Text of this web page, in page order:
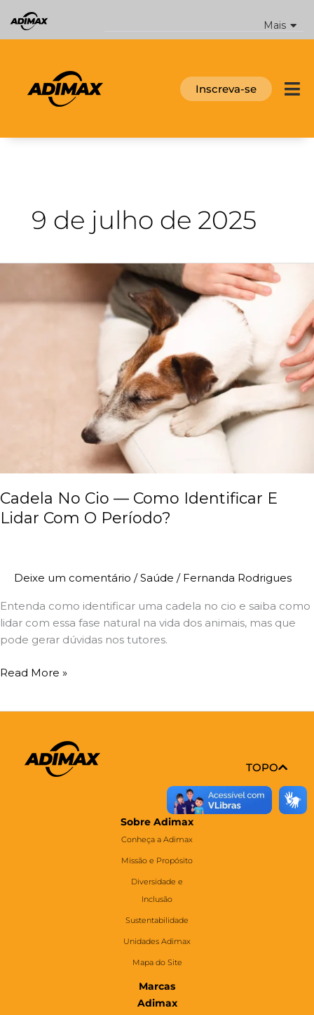
para
o
Mais
Inscreva-se
9 de julho de 2025
Cadela No Cio — Como Identificar E
Lidar Com O Período?
Deixe um comentário /Saúde / Fernanda Rodrigues
Entenda como identificar uma cadela no cio e saiba como
lidar com essa fase natural na vida dos animais, mas que
pode gerar dúvidas nos tutores.
Cio
Read More »
TOPO
Sobre Adimax
Conheça a Adimax
Missão e Propósito
Diversidade e
Inclusão
Sustentabilidade
Unidades Adimax
Mapa do Site
Marcas
Adimax